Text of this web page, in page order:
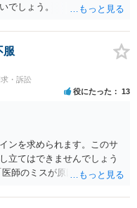
でしょう。
服
・訴訟
役にたった 13
ンを求められます。このサ
立てはできませんでしょう
師のミスが原因で老眼がひ
全く説明されなかったよう